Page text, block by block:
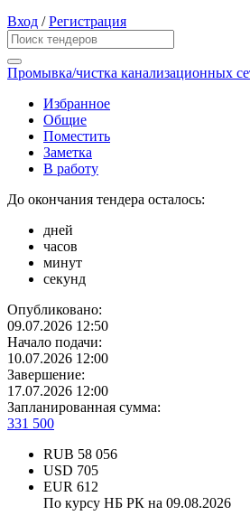
Вход /Регистрация
Промывка/чистка канализационных
Избранное
Общие
Поместить
Заметка
В работу
До окончания тендера осталось:
дней
часов
минут
секунд
Опубликовано:
09.07.2026 12:50
Начало подачи:
10.07.2026 12:00
Завершение:
17.07.2026 12:00
Запланированная сумма:
331 500
RUB 58 056
USD 705
EUR 612
По курсу НБ РК на 09.08.2026